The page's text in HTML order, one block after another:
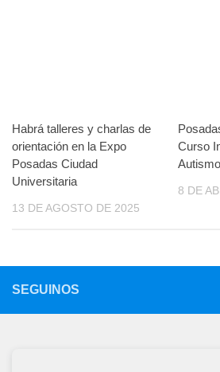
Habrá talleres y charlas de
orientación en la Expo
Posadas Ciudad
Universitaria
13 DE AGOSTO DE 2025
Curso
8 DE
SEGUINOS